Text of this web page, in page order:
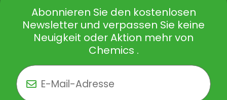
Abonnieren Sie den kostenlosen
Newsletter und verpassen Sie keine
Neuigkeit oder Aktion mehr von
Chemics .